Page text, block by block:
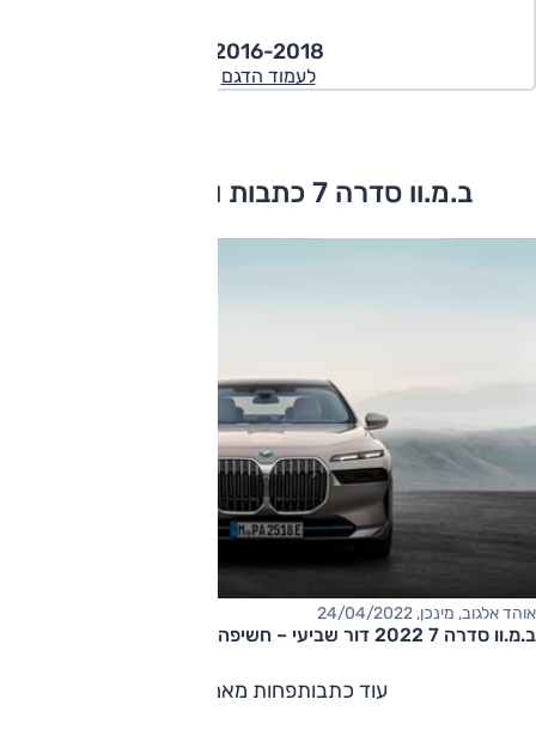
2016-2018
לעמוד הדגם
ב.מ.וו סדרה 7 כתבות ומבחני דרכים
אוהד אלגוב, מינכן, 24/04/2022
ב.מ.וו סדרה 7 2022 דור שביעי – חשיפה עולמית
עוד כתבותפחות מאמרים